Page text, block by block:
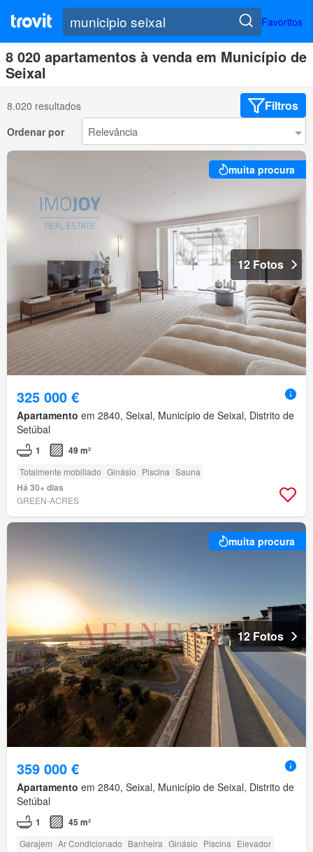
Favoritos
8 020 apartamentos à venda em Município de
Seixal
8.020 resultados Filtros
Ordenar por
muita procura
12 Fotos
325 000 €
Apartamento em 2840, Seixal, Município de Seixal, Distrito de
Setúbal
1 49 m²
Totalmente mobiliado Ginásio Piscina Sauna
Há 30+ dias
GREEN-ACRES
muita procura
12 Fotos
359 000 €
Apartamento em 2840, Seixal, Município de Seixal, Distrito de
Setúbal
1 45 m²
Garajem Ar Condicionado Banheira Ginásio Piscina Elevador